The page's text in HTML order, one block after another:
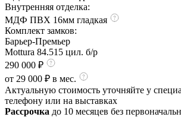
Внутренняя отделка:
МДФ ПВХ 16мм гладкая
Комплект замков:
Барьер-Премьер
Mottura 84.515 цил. б/р
290 000 ₽
от 29 000 ₽ в мес.
Актуальную стоимость уточняйте у
телефону или на выставках
Рассрочка до 10 месяцев без